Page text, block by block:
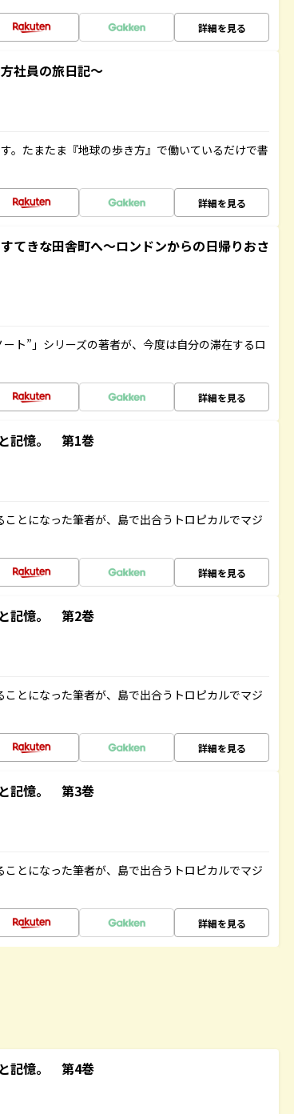
詳細を見る
社員の旅日記～
。たまたま『地球の歩き方』で働いているだけで書
詳細を見る
てきな田舎町へ～ロンドンからの日帰りおさ
ト”」シリーズの著者が、今度は自分の滞在するロ
詳細を見る
記憶。 第1巻
とになった筆者が、島で出合うトロピカルでマジ
詳細を見る
記憶。 第2巻
とになった筆者が、島で出合うトロピカルでマジ
詳細を見る
記憶。 第3巻
とになった筆者が、島で出合うトロピカルでマジ
詳細を見る
記憶。 第4巻